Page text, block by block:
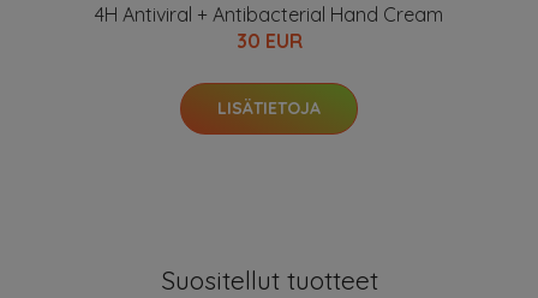
4H Antiviral + Antibacterial Hand Cream
30 EUR
LISÄTIETOJA
Suositellut tuotteet